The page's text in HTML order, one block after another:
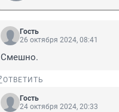
Гость
26 октября 2024, 08:41
Смешно.
ОТВЕТИТЬ
Гость
24 октября 2024, 20:33